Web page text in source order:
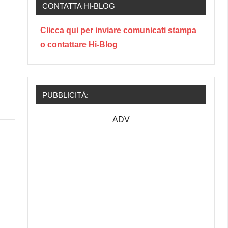
CONTATTA HI-BLOG
Clicca qui per inviare comunicati stampa
o contattare Hi-Blog
PUBBLICITÀ:
ADV